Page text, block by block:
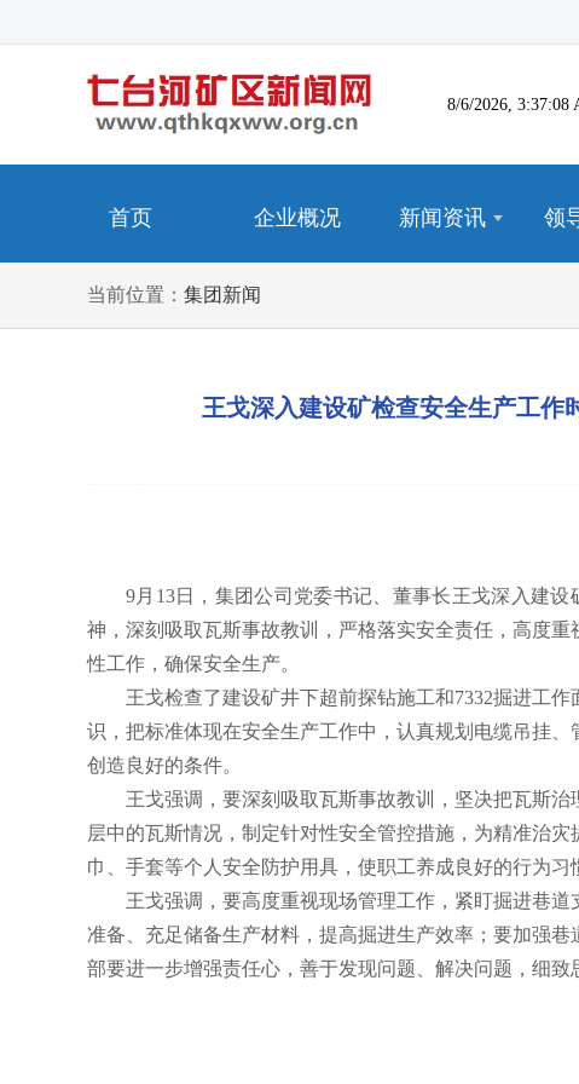
8/6/2026, 3:37:08
首页 企业概况 新闻资讯 领
当前位置： 集团新闻
王戈深入建设矿检查安全生产工作
9月13日，集团公司党委书记、董事长王戈深入建
神，深刻吸取瓦斯事故教训，严格落实安全责任，高度
性工作，确保安全生产。
王戈检查了建设矿井下超前探钻施工和7332掘进工
识，把标准体现在安全生产工作中，认真规划电缆吊挂
创造良好的条件。
王戈强调，要深刻吸取瓦斯事故教训，坚决把瓦斯
层中的瓦斯情况，制定针对性安全管控措施，为精准治
巾、手套等个人安全防护用具，使职工养成良好的行为习
王戈强调，要高度重视现场管理工作，紧盯掘进巷
准备、充足储备生产材料，提高掘进生产效率；要加强
部要进一步增强责任心，善于发现问题、解决问题，细